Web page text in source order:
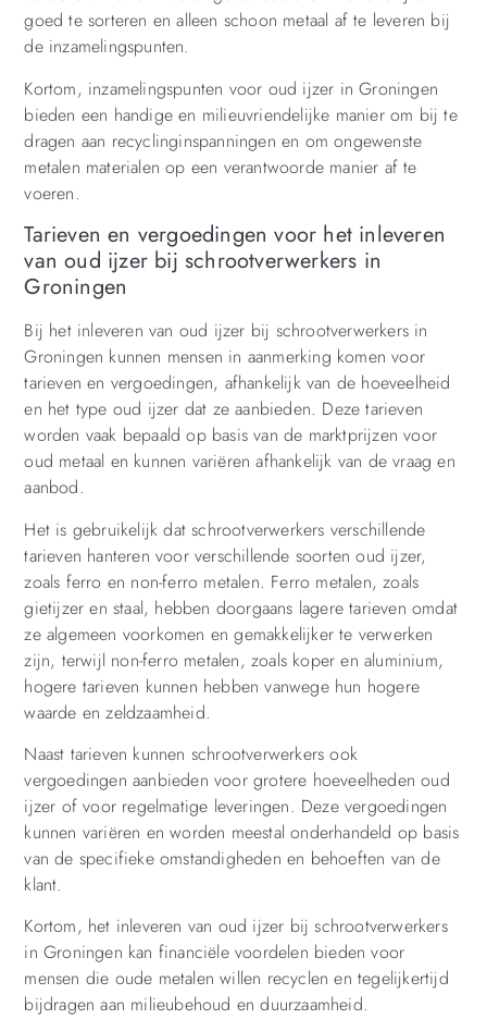
goed te sorteren en alleen schoon metaal af te leveren bij
de inzamelingspunten.
Kortom, inzamelingspunten voor oud ijzer in Groningen
bieden een handige en milieuvriendelijke manier om bij te
dragen aan recyclinginspanningen en om ongewenste
metalen materialen op een verantwoorde manier af te
voeren.
Tarieven en vergoedingen voor het inleveren
van oud ijzer bij schrootverwerkers in
Groningen
Bij het inleveren van oud ijzer bij schrootverwerkers in
Groningen kunnen mensen in aanmerking komen voor
tarieven en vergoedingen, afhankelijk van de hoeveelheid
en het type oud ijzer dat ze aanbieden. Deze tarieven
worden vaak bepaald op basis van de marktprijzen voor
oud metaal en kunnen variëren afhankelijk van de vraag en
aanbod.
Het is gebruikelijk dat schrootverwerkers verschillende
tarieven hanteren voor verschillende soorten oud ijzer,
zoals ferro en non-ferro metalen. Ferro metalen, zoals
gietijzer en staal, hebben doorgaans lagere tarieven omdat
ze algemeen voorkomen en gemakkelijker te verwerken
zijn, terwijl non-ferro metalen, zoals koper en aluminium,
hogere tarieven kunnen hebben vanwege hun hogere
waarde en zeldzaamheid.
Naast tarieven kunnen schrootverwerkers ook
vergoedingen aanbieden voor grotere hoeveelheden oud
ijzer of voor regelmatige leveringen. Deze vergoedingen
kunnen variëren en worden meestal onderhandeld op basis
van de specifieke omstandigheden en behoeften van de
klant.
Kortom, het inleveren van oud ijzer bij schrootverwerkers
in Groningen kan financiële voordelen bieden voor
mensen die oude metalen willen recyclen en tegelijkertijd
bijdragen aan milieubehoud en duurzaamheid.